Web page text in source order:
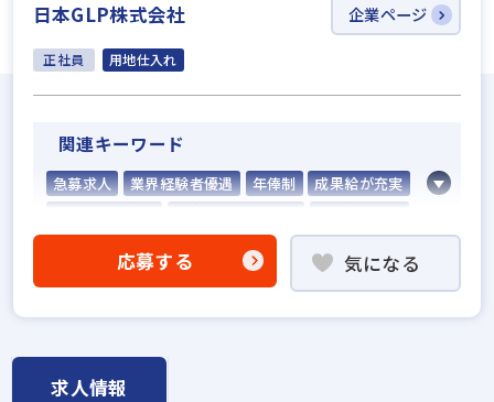
日本GLP株式会社 企業ページ
正社員 用地仕入れ
関連キーワード
急募求人 業界経験者優遇 年俸制
成果給が充実
完全週休2日
年間休日120日以上
応募する 気になる
求人情報